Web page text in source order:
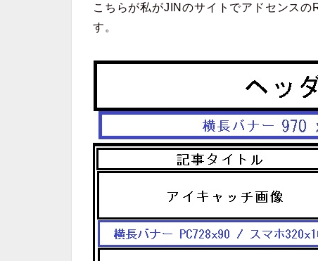
こちらが私がJINのサイトでアドセンス
す。